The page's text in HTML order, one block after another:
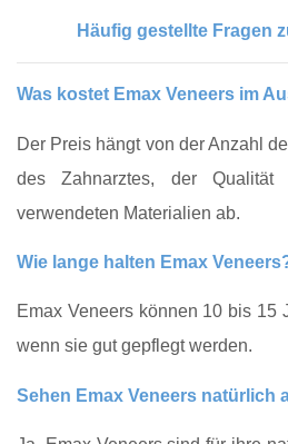
Häufig gestellte Fragen
Was kostet Emax Veneers im
Der Preis hängt von der Anzahl
des Zahnarztes, der
verwendeten Materialien ab.
Wie lange halten Emax
Emax Veneers können 10 bis 15
wenn sie gut gepflegt werden.
Sehen Emax Veneers natürlich